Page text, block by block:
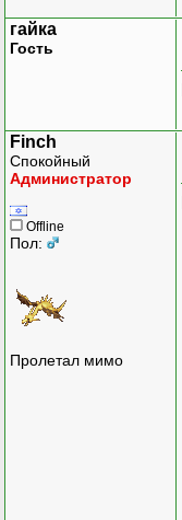
гайка
Гость
Finch
Спокойный
Администратор
Offline
Пол:
Пролетал мимо